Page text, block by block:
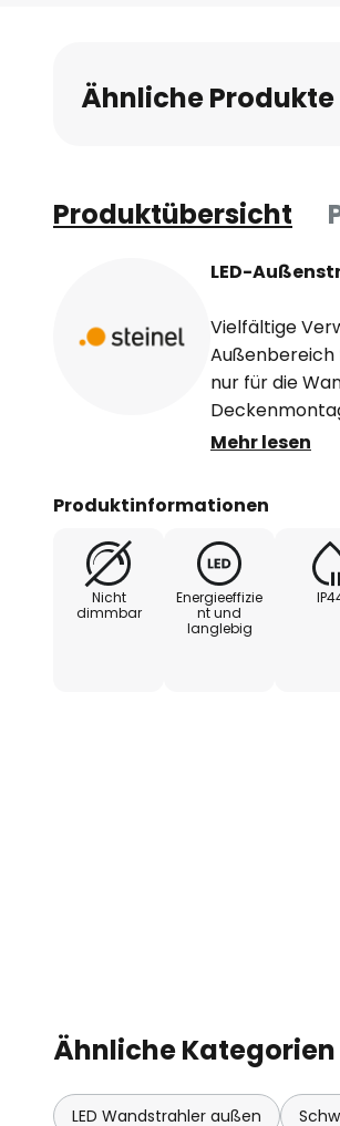
Ähnliche
Produktübersicht
LED-
Vielfältige
Außenbereich
nur für die
benötigt wird.
- langlebige
Mehr lesen
Produktinformationen
Nicht
dimmbar
Energieeffizie
nt und
langlebig
Ähnliche Kategorien
LED Wandstrahler außen